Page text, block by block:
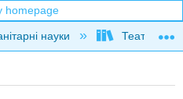
hierarchy
науки Театр і кіно